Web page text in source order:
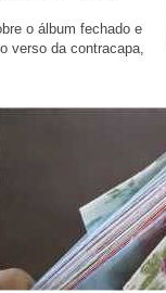
o álbum fechado e
verso da contracapa,